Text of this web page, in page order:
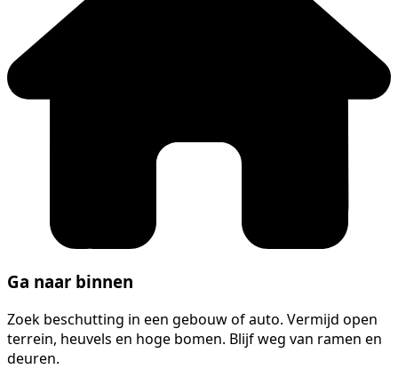
Ga naar binnen
Zoek beschutting in een gebouw of auto. Vermijd open
terrein, heuvels en hoge bomen. Blijf weg van ramen en
deuren.